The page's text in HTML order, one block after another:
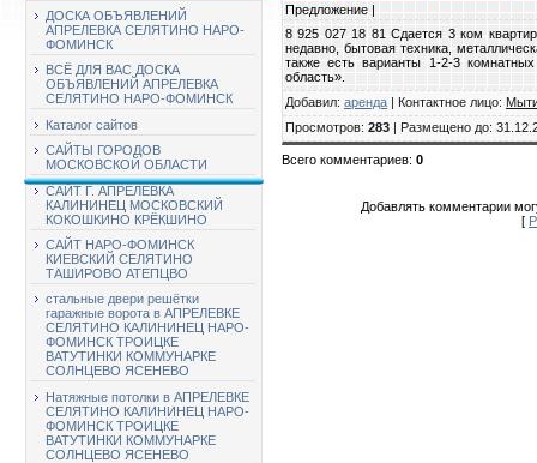
ДОСКА ОБЪЯВЛЕНИЙ
АПРЕЛЕВКА СЕЛЯТИНО НАРО-
ФОМИНСК
ВСЁ ДЛЯ ВАС ДОСКА
ОБЪЯВЛЕНИЙ АПРЕЛЕВКА
СЕЛЯТИНО НАРО-ФОМИНСК
Каталог сайтов
САЙТЫ ГОРОДОВ
МОСКОВСКОЙ ОБЛАСТИ
САЙТ Г. АПРЕЛЕВКА
КАЛИНИНЕЦ МОСКОВСКИЙ
КОКОШКИНО КРЁКШИНО
САЙТ НАРО-ФОМИНСК
КИЕВСКИЙ СЕЛЯТИНО
ТАШИРОВО АТЕПЦВО
стальные двери решётки
гаражные ворота в АПРЕЛЕВКЕ
СЕЛЯТИНО КАЛИНИНЕЦ НАРО-
ФОМИНСК ТРОИЦКЕ
ВАТУТИНКИ КОММУНАРКЕ
СОЛНЦЕВО ЯСЕНЕВО
Натяжные потолки в АПРЕЛЕВКЕ
СЕЛЯТИНО КАЛИНИНЕЦ НАРО-
ФОМИНСК ТРОИЦКЕ
ВАТУТИНКИ КОММУНАРКЕ
СОЛНЦЕВО ЯСЕНЕВО
Предложение |
8 925 027 18 81 Сдается 3 ком
недавно, бытовая техника,
также есть варианты 1-2-3
область».
Добавил: аренда | Контактное лицо:
Просмотров: 283 | Размещено до:
Всего комментариев: 0
Добавлять комментарии
[